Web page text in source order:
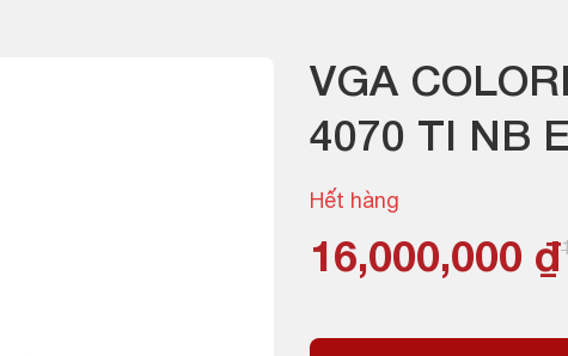
VGA
4070 TI NB
Hết hàng
Giá
là:
16,000,000 ₫
Giá
tại